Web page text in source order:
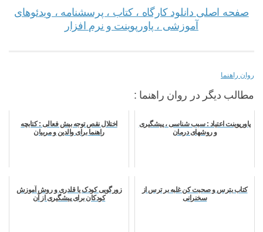
صفحه اصلی دانلود کارگاه ، کتاب ، پرسشنامه ، ویدئوهای
آموزشی ، پاورپوینت و نرم افزار
روان راهنما
مطالب دیگر در روان راهنما :
پاورپوینت اعتیاد : سبب شناسی ، پیشگیری
و روشهای درمان
اختلال نقص توجه بیش فعالی : کتابچه
راهنما برای والدین و مربیان
کتاب بترس و صحبت کن غلبه بر ترس از
سخنرانی
زورگویی کودک یا قلدری و روش آموزش
کودکان برای پیشگیری از آن